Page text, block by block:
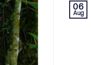
06
Aug